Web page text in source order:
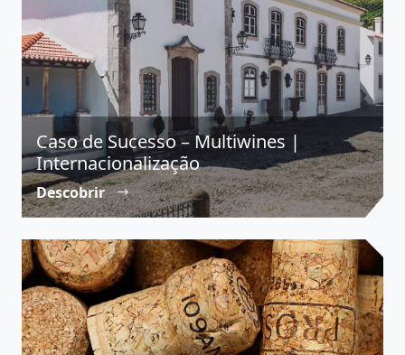
Caso de Sucesso – Multiwines |
Internacionalização
Descobrir